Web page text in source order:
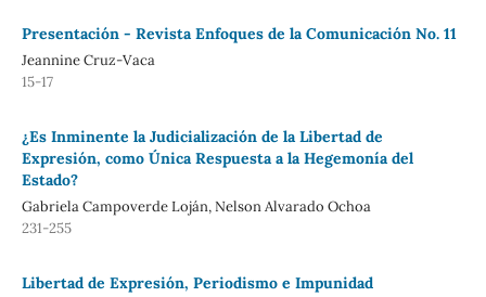
Presentación - Revista Enfoques de la Comunicación No. 11
Jeannine Cruz-Vaca
15-17
¿Es Inminente la Judicialización de la Libertad de
Expresión, como Única Respuesta a la Hegemonía del
Estado?
Gabriela Campoverde Loján, Nelson Alvarado Ochoa
231-255
Libertad de Expresión, Periodismo e Impunidad